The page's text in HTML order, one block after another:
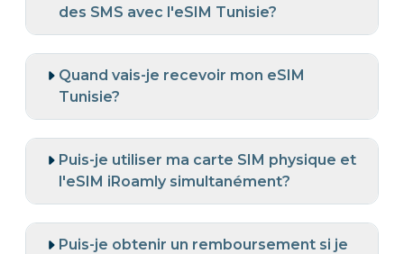
des SMS avec l'eSIM Tunisie?
Quand vais-je recevoir mon eSIM
Tunisie?
Puis-je utiliser ma carte SIM physique et
l'eSIM iRoamly simultanément?
Puis-je obtenir un remboursement si je